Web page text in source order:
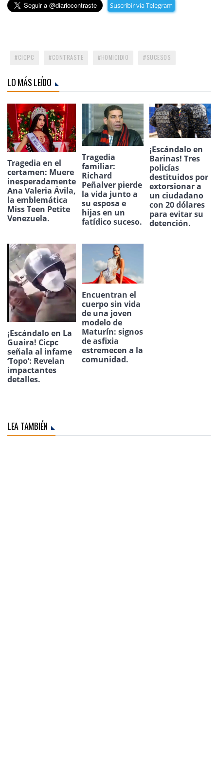
Suscribir vía Telegram
CICPC CONTRASTE HOMICIDIO SUCESOS
LO MÁS LEÍDO
Tragedia en el
certamen: Muere
inesperadamente
Ana Valeria Ávila,
la emblemática
Miss Teen Petite
Venezuela.
Tragedia
familiar:
Richard
Peñalver pierde
la vida junto a
su esposa e
hijas en un
fatídico suceso.
¡Escándalo en
Barinas! Tres
policías
destituidos por
extorsionar a
un ciudadano
con 20 dólares
para evitar su
detención.
¡Escándalo en La
Guaira! Cicpc
señala al infame
‘Topo’: Revelan
impactantes
detalles.
Encuentran el
cuerpo sin vida
de una joven
modelo de
Maturín: signos
de asfixia
estremecen a la
comunidad.
LEA TAMBIÉN